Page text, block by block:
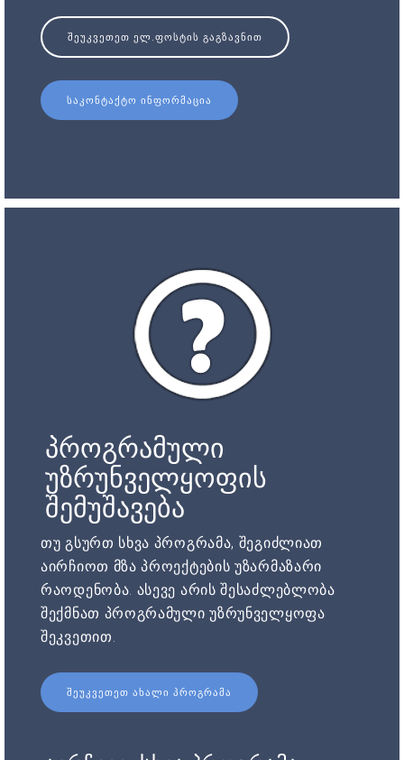
ᲨᲔᲣᲙᲕᲔᲗᲔᲗ ᲔᲚ.ᲤᲝᲡᲢᲘᲡ ᲒᲐᲒᲖᲐᲕᲜᲘᲗ
ᲡᲐᲙᲝᲜᲢᲐᲥᲢᲝ ᲘᲜᲤᲝᲠᲛᲐᲪᲘᲐ
პროგრამული
უზრუნველყოფის
შემუშავება
თუ გსურთ სხვა პროგრამა, შეგიძლიათ
აირჩიოთ მზა პროექტების უზარმაზარი
რაოდენობა. ასევე არის შესაძლებლობა
შექმნათ პროგრამული უზრუნველყოფა
შეკვეთით.
ᲨᲔᲣᲙᲕᲔᲗᲔᲗ ᲐᲮᲐᲚᲘ ᲞᲠᲝᲒᲠᲐᲛᲐ